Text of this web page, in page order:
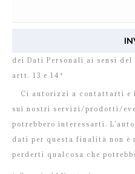
dei Dati Personali ai sensi del
artt. 13 e 14*
Ci autorizzi a contattarti e
sui nostri servizi/prodotti/
potrebbero interessarti.
dati per questa finalità non è
perderti qualcosa che